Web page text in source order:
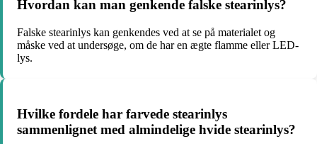
Hvordan kan man genkende falske stearinlys?
Falske stearinlys kan genkendes ved at se på materialet og
måske ved at undersøge, om de har en ægte flamme eller LED-
lys.
Hvilke fordele har farvede stearinlys
sammenlignet med almindelige hvide stearinlys?